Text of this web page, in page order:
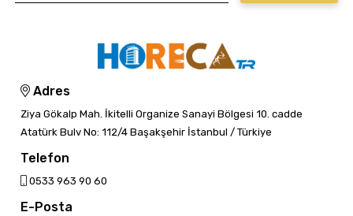
Adres
Ziya Gökalp Mah. İkitelli Organize Sanayi Bölgesi 10. cadde
Atatürk Bulv No: 112/4 Başakşehir İstanbul / Türkiye
Telefon
0533 963 90 60
E-Posta